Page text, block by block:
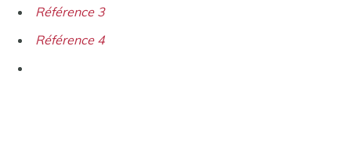
Référence 3
Référence 4